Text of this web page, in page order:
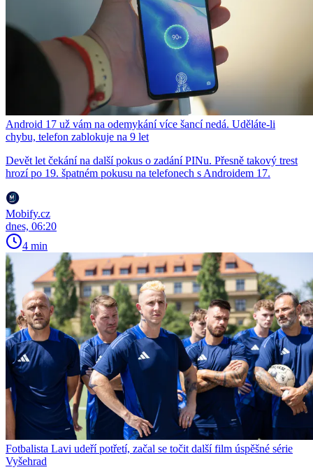
Android 17 už vám na odemykání více šancí nedá. Uděláte-li
chybu, telefon zablokuje na 9 let
Devět let čekání na další pokus o zadání PINu. Přesně takový trest
hrozí po 19. špatném pokusu na telefonech s Androidem 17.
Mobify.cz
dnes, 06:20
4 min
Fotbalista Lavi udeří potřetí, začal se točit další film úspěšné série
Vyšehrad